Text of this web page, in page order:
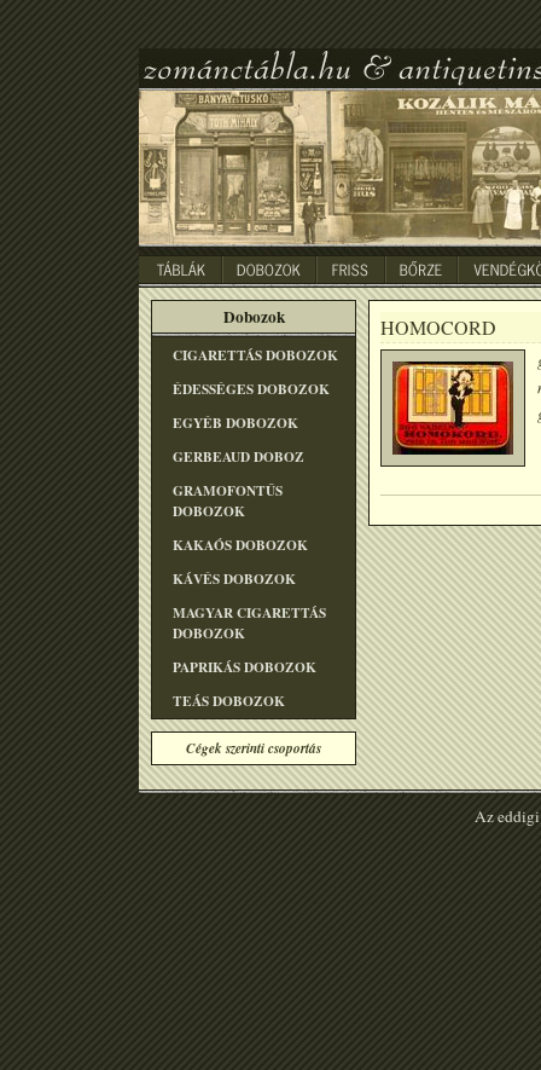
Dobozok
CIGARETTÁS DOBOZOK
ÉDESSÉGES DOBOZOK
EGYÉB DOBOZOK
GERBEAUD DOBOZ
GRAMOFONTÛS
DOBOZOK
KAKAÓS DOBOZOK
KÁVÉS DOBOZOK
MAGYAR CIGARETTÁS
DOBOZOK
PAPRIKÁS DOBOZOK
TEÁS DOBOZOK
Cégek szerinti csoportás
HOMOCORD
Az